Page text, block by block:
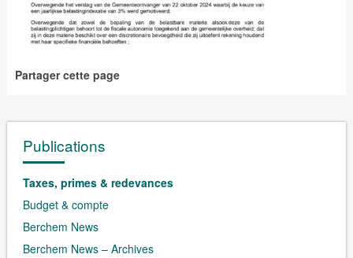
Partager cette page
Publications
Taxes, primes & redevances
Budget & compte
Berchem News
Berchem News – Archives